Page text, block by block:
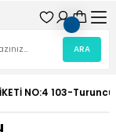
ARA
NO:4 103-Turuncu